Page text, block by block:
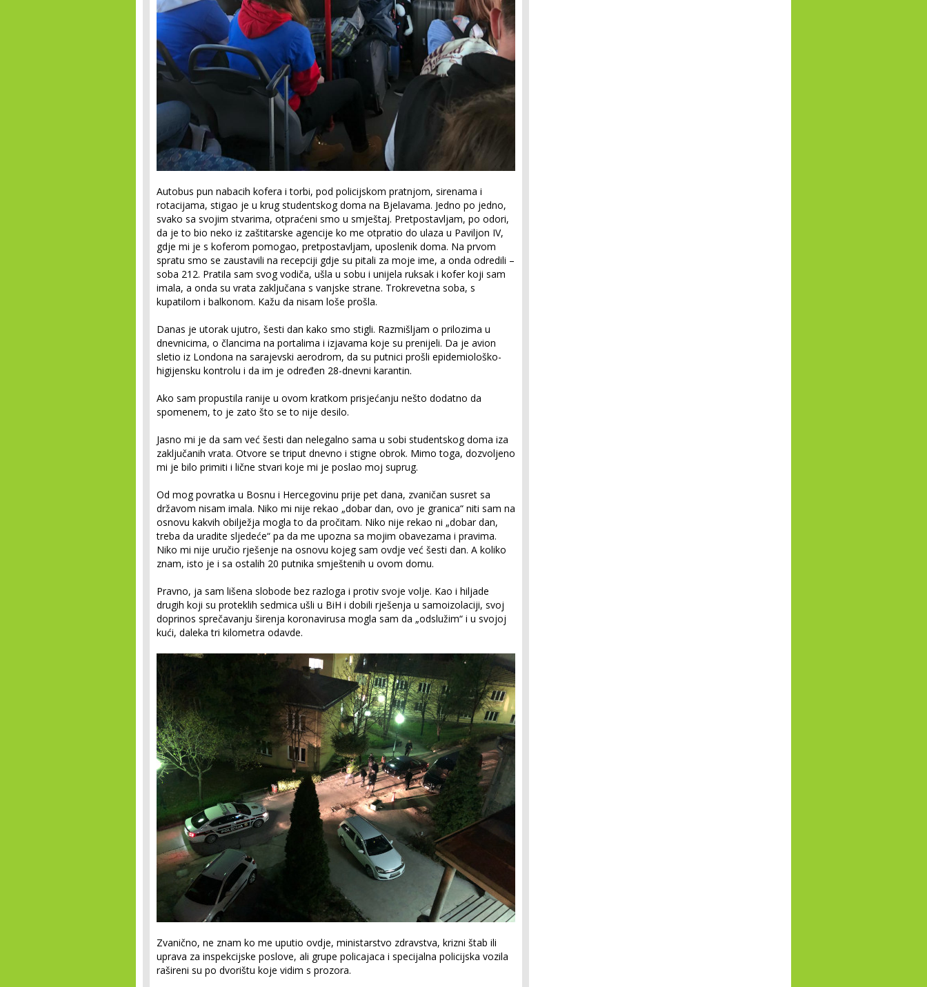
Autobus pun nabacih kofera i torbi, pod policijskom pratnjom, sirenama i
rotacijama, stigao je u krug studentskog doma na Bjelavama. Jedno po jedno,
svako sa svojim stvarima, otpraćeni smo u smještaj. Pretpostavljam, po odori,
da je to bio neko iz zaštitarske agencije ko me otpratio do ulaza u Paviljon IV,
gdje mi je s koferom pomogao, pretpostavljam, uposlenik doma. Na prvom
spratu smo se zaustavili na recepciji gdje su pitali za moje ime, a onda odredili –
soba 212. Pratila sam svog vodiča, ušla u sobu i unijela ruksak i kofer koji sam
imala, a onda su vrata zaključana s vanjske strane. Trokrevetna soba, s
kupatilom i balkonom. Kažu da nisam loše prošla.
Danas je utorak ujutro, šesti dan kako smo stigli. Razmišljam o prilozima u
dnevnicima, o člancima na portalima i izjavama koje su prenijeli. Da je avion
sletio iz Londona na sarajevski aerodrom, da su putnici prošli epidemiološko-
higijensku kontrolu i da im je određen 28-dnevni karantin.
Ako sam propustila ranije u ovom kratkom prisjećanju nešto dodatno da
spomenem, to je zato što se to nije desilo.
Jasno mi je da sam već šesti dan nelegalno sama u sobi studentskog doma iza
zaključanih vrata. Otvore se triput dnevno i stigne obrok. Mimo toga, dozvoljeno
mi je bilo primiti i lične stvari koje mi je poslao moj suprug.
Od mog povratka u Bosnu i Hercegovinu prije pet dana, zvaničan susret sa
državom nisam imala. Niko mi nije rekao „dobar dan, ovo je granica“ niti sam na
osnovu kakvih obilježja mogla to da pročitam. Niko nije rekao ni „dobar dan,
treba da uradite sljedeće“ pa da me upozna sa mojim obavezama i pravima.
Niko mi nije uručio rješenje na osnovu kojeg sam ovdje već šesti dan. A koliko
znam, isto je i sa ostalih 20 putnika smještenih u ovom domu.
Pravno, ja sam lišena slobode bez razloga i protiv svoje volje. Kao i hiljade
drugih koji su proteklih sedmica ušli u BiH i dobili rješenja u samoizolaciji, svoj
doprinos sprečavanju širenja koronavirusa mogla sam da „odslužim“ i u svojoj
kući, daleka tri kilometra odavde.
Zvanično, ne znam ko me uputio ovdje, ministarstvo zdravstva, krizni štab ili
uprava za inspekcijske poslove, ali grupe policajaca i specijalna policijska vozila
rašireni su po dvorištu koje vidim s prozora.